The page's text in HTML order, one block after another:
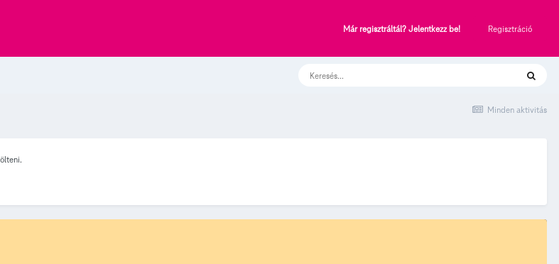
Már regisztráltál? Jelentkezz be! Regisztráció
Minden aktivitás